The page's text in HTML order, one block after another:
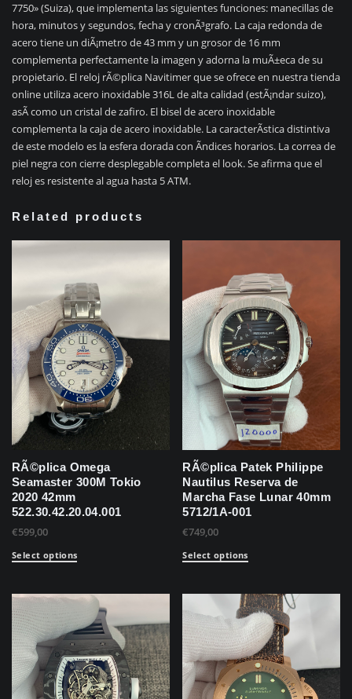
7750» (Suiza), que implementa las siguientes funciones: manecillas de
hora, minutos y segundos, fecha y cronÃ³grafo. La caja redonda de
acero tiene un diÃ¡metro de 43 mm y un grosor de 16 mm
complementa perfectamente la imagen y adorna la muÃ±eca de su
propietario. El reloj rÃ©plica Navitimer que se ofrece en nuestra tienda
online utiliza acero inoxidable 316L de alta calidad (estÃ¡ndar suizo),
asÃ­ como un cristal de zafiro. El bisel de acero inoxidable
complementa la caja de acero inoxidable. La caracterÃ­stica distintiva
de este modelo es la esfera dorada con Ã­ndices horarios. La correa de
piel negra con cierre desplegable completa el look. Se afirma que el
reloj es resistente al agua hasta 5 ATM.
Related products
RÃ©plica Omega
Seamaster 300M Tokio
2020 42mm
522.30.42.20.04.001
€599,00
Select options
RÃ©plica Patek Philippe
Nautilus Reserva de
Marcha Fase Lunar 40mm
5712/1A-001
€749,00
Select options